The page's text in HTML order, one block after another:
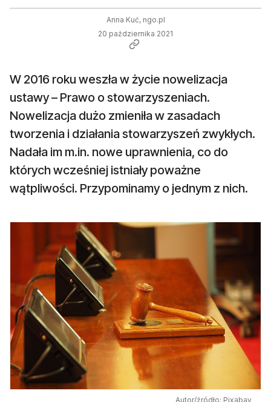
Anna Kuć, ngo.pl
20 października 2021
W 2016 roku weszła w życie nowelizacja
ustawy – Prawo o stowarzyszeniach.
Nowelizacja dużo zmieniła w zasadach
tworzenia i działania stowarzyszeń zwykłych.
Nadała im m.in. nowe uprawnienia, co do
których wcześniej istniały poważne
wątpliwości. Przypominamy o jednym z nich.
Autor/źródło: Pixabay